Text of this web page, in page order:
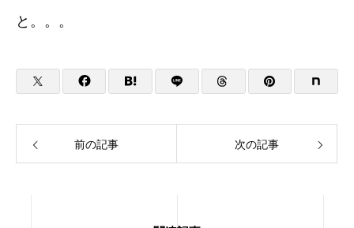
と。。。
前の記事 次の記事